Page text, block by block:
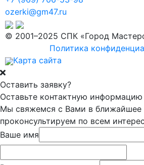
ozerki@gm47.ru
© 2001–2025 СПК «Город
Политика
Карта сайта
Оставить заявку?
Оставьте контактную
Мы свяжемся с Вами в ближайшее
проконсультируем по всем
Ваше имя